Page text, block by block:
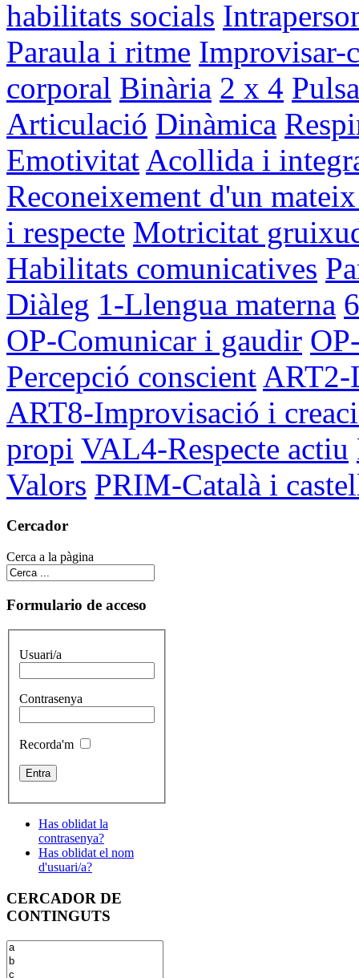
habilitats socials
Paraula i ritme Improvisar-
corporal Binària 2 x 4
Articulació Dinàmica
Emotivitat Acollida i
Reconeixement d'un
i respecte Motricitat
Habilitats comunicatives
Diàleg 1-Llengua materna
OP-Comunicar i gaudir
Percepció conscient ART2-
ART8-Improvisació i
propi VAL4-Respecte actiu
Valors PRIM-Català i
Cercador
Cerca a la pàgina
Formulario de acceso
Usuari/a
Contrasenya
Recorda'm
Has oblidat la
contrasenya?
Has oblidat el nom
d'usuari/a?
CERCADOR DE
CONTINGUTS